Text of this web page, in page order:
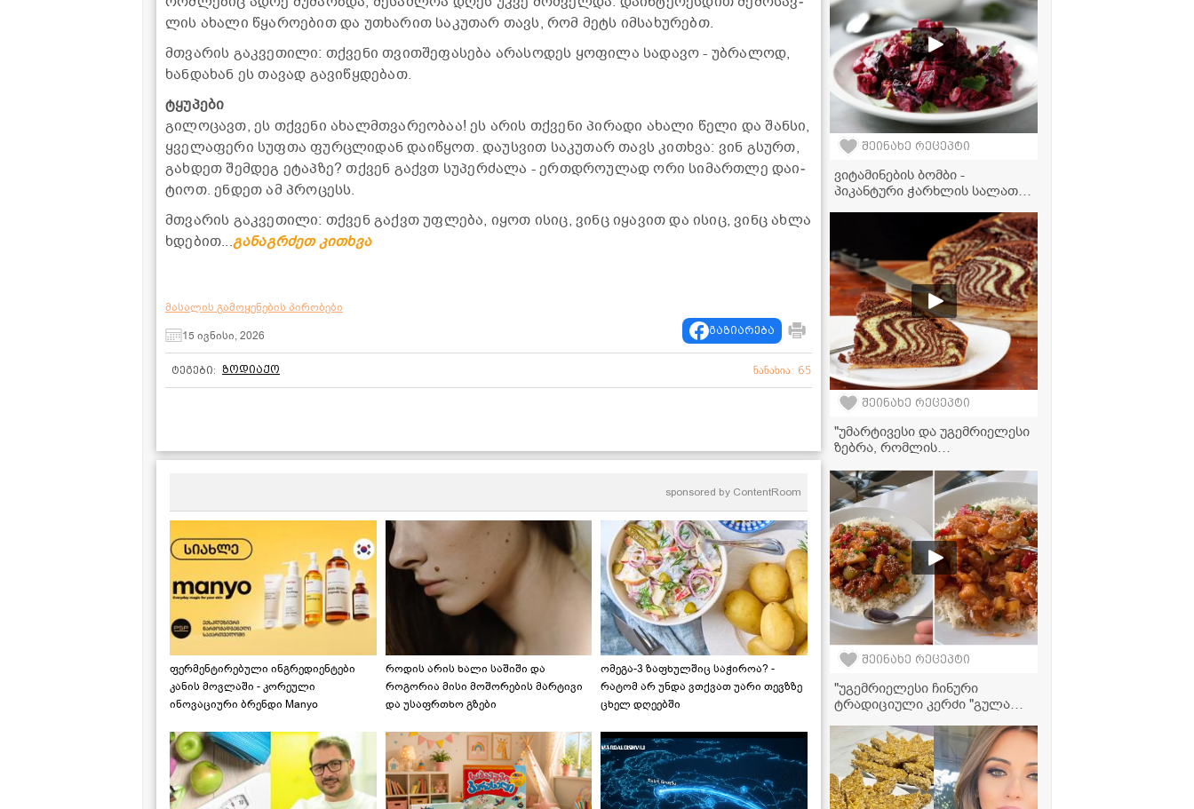
ლის ახა­ლი წყა­რო­ე­ბით და უთხა­რით სა­კუ­თარ თავს, რომ მეტს იმ­სა­ხუ­რებთ.
მთვა­რის გაკ­ვე­თი­ლი: თქვე­ნი თვით­შე­ფა­სე­ბა არა­სო­დეს ყო­ფი­ლა სა­და­ვო - უბ­რა­ლოდ,
ხან­და­ხან ეს თა­ვად გა­ვი­წყდე­ბათ.
ტყუ­პე­ბი
გი­ლო­ცავთ, ეს თქვე­ნი ახალმთვა­რე­ო­ბაა! ეს არის თქვე­ნი პი­რა­დი ახა­ლი წელი და შან­სი,
ყვე­ლა­ფე­რი სუფ­თა ფურ­ცლი­დან და­ი­წყოთ. და­უს­ვით სა­კუ­თარ თავს კი­თხვა: ვინ გსურთ,
გახ­დეთ შემ­დეგ ეტაპ­ზე? თქვენ გაქვთ სუ­პერ­ძა­ლა - ერ­თდრო­უ­ლად ორი სი­მარ­თლე და­ი­
ტი­ოთ. ენ­დეთ ამ პრო­ცესს.
მთვა­რის გაკ­ვე­თი­ლი: თქვენ გაქვთ უფ­ლე­ბა, იყოთ ისიც, ვინც იყა­ვით და ისიც, ვინც ახლა
ხდე­ბით...განაგრძეთ კითხვა
მასალის გამოყენების პირობები
15 ივნისი, 2026
გაზიარება
ტეგები: ზოდიაქო ნანახია: 65
sponsored by ContentRoom
ფერმენტირებული ინგრედიენტები
კანის მოვლაში - კორეული
ინოვაციური ბრენდი Manyo
როდის არის ხალი საშიში და
როგორია მისი მოშორების მარტივი
და უსაფრთხო გზები
ომეგა-3 ზაფხულშიც საჭიროა? -
რატომ არ უნდა ვთქვათ უარი თევზზე
ცხელ დღეებში
შეინახე რეცეპტი
ვიტამინების ბომბი -
პიკანტური ჭარხლის სალათა
შეინახე რეცეპტი
"უმარტივესი და უგემრიელესი
ზებრა, რომლის
შეძლებთ!" - ვიდეორეცეპტი
შეინახე რეცეპტი
"უგემრიელესი ჩინური
ტრადიციული კერძი "გულაო",
მზადდება" - ქათამი ბრინჯთან
ერთად ტკბილ-ცხარე სოუსში